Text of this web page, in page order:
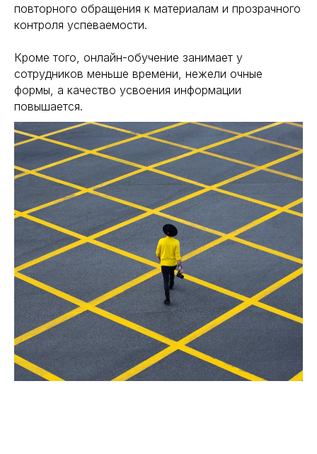
повторного обращения к материалам и прозрачного
контроля успеваемости.
Кроме того, онлайн-обучение занимает у
сотрудников меньше времени, нежели очные
формы, а качество усвоения информации
повышается.
Услуги
Телефония
info@business-i24.ru
Business-i24Профессиональное внедрение CRM
Согласие на обработку персональных данных
напишите нам в МАКС